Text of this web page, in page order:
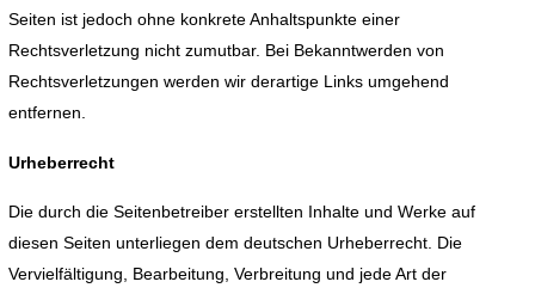
Seiten ist jedoch ohne konkrete Anhaltspunkte einer
Rechtsverletzung nicht zumutbar. Bei Bekanntwerden von
Rechtsverletzungen werden wir derartige Links umgehend
entfernen.
Urheberrecht
Die durch die Seitenbetreiber erstellten Inhalte und Werke auf
diesen Seiten unterliegen dem deutschen Urheberrecht. Die
Vervielfältigung, Bearbeitung, Verbreitung und jede Art der